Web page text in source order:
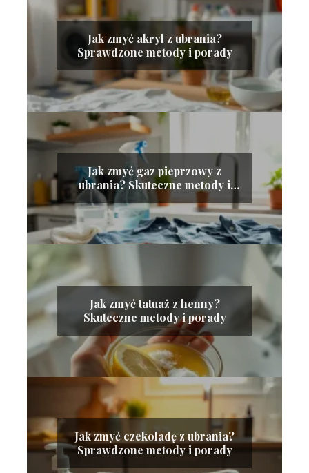
Jak zmyć akryl z ubrania?
Sprawdzone metody i porady
Jak zmyć gaz pieprzowy z
ubrania? Skuteczne metody i
porady
Jak zmyć tatuaż z henny?
Skuteczne metody i porady
Jak zmyć czekoladę z ubrania?
Sprawdzone metody i porady